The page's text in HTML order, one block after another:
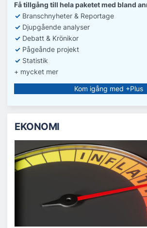
Få tillgång till hela paketet med bland
✓ Branschnyheter & Reportage
✓ Djupgående analyser
✓ Debatt & Krönikor
✓ Pågeånde projekt
✓ Statistik
+ mycket mer
Kom igång med +Plus
EKONOMI